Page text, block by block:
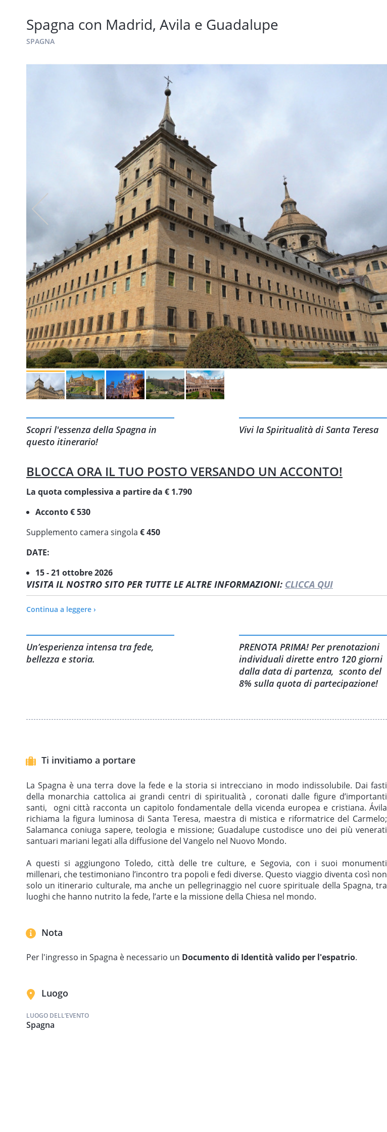
Spagna con Madrid, Avila e Guadalupe
SPAGNA
Scopri l'essenza della Spagna in
questo itinerario!
Vivi la Spiritualità di Santa Teresa
BLOCCA ORA IL TUO POSTO VERSANDO UN ACCONTO!
La quota complessiva a partire da € 1.790
Acconto € 530
Supplemento camera singola € 450
DATE:
15 - 21 ottobre 2026
VISITA IL NOSTRO SITO PER TUTTE LE ALTRE INFORMAZIONI: CLICCA QUI
Continua a leggere ›
Un’esperienza intensa tra fede,
bellezza e storia.
PRENOTA PRIMA! Per prenotazioni
individuali dirette entro 120 giorni
dalla data di partenza, sconto del
8% sulla quota di partecipazione!
Ti invitiamo a portare
La Spagna è una terra dove la fede e la storia si intrecciano in modo indissolubile. Dai fasti
della monarchia cattolica ai grandi centri di spiritualità , coronati dalle figure d’importanti
santi, ogni città racconta un capitolo fondamentale della vicenda europea e cristiana. Ávila
richiama la figura luminosa di Santa Teresa, maestra di mistica e riformatrice del Carmelo;
Salamanca coniuga sapere, teologia e missione; Guadalupe custodisce uno dei più venerati
santuari mariani legati alla diffusione del Vangelo nel Nuovo Mondo.
A questi si aggiungono Toledo, città delle tre culture, e Segovia, con i suoi monumenti
millenari, che testimoniano l’incontro tra popoli e fedi diverse. Questo viaggio diventa così non
solo un itinerario culturale, ma anche un pellegrinaggio nel cuore spirituale della Spagna, tra
luoghi che hanno nutrito la fede, l’arte e la missione della Chiesa nel mondo.
Nota
Per l'ingresso in Spagna è necessario un Documento di Identità valido per l'espatrio.
Luogo
LUOGO DELL’EVENTO
Spagna